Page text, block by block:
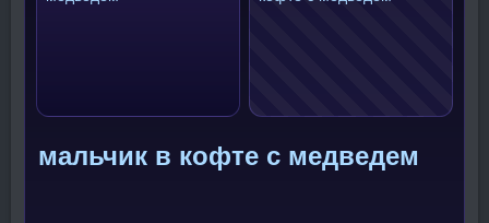
мальчик в кофте с медведем